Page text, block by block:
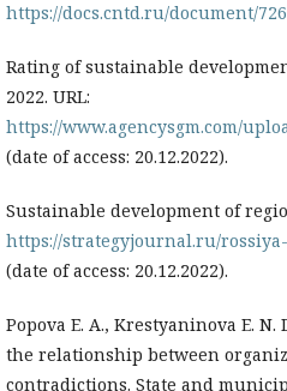
https://docs.cntd.ru/document/
Rating of sustainable
2022. URL:
https://www.agencysgm.com/
(date of access: 20.12.2022).
Sustainable development of
https://strategyjournal.ru/
(date of access: 20.12.2022).
Popova E. A., Krestyaninova E.
the relationship between
contradictions. State and